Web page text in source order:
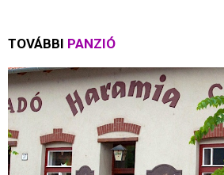
TOVÁBBI PANZIÓ